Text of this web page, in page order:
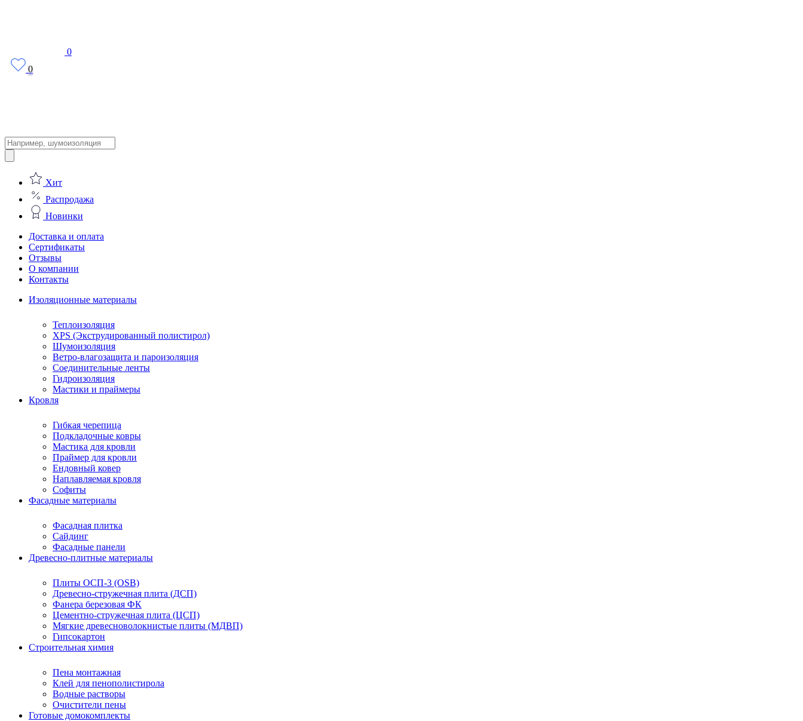
0
0
Поиск
товаров
Хит
Распродажа
Новинки
Доставка и оплата
Сертификаты
Отзывы
О компании
Контакты
Изоляционные материалы
Теплоизоляция
XPS (Экструдированный полистирол)
Шумоизоляция
Ветро-влагозащита и пароизоляция
Соединительные ленты
Гидроизоляция
Мастики и праймеры
Кровля
Гибкая черепица
Подкладочные ковры
Мастика для кровли
Праймер для кровли
Ендовный ковер
Наплавляемая кровля
Софиты
Фасадные материалы
Фасадная плитка
Сайдинг
Фасадные панели
Древесно-плитные материалы
Плиты ОСП-3 (OSB)
Древесно-стружечная плита (ДСП)
Фанера березовая ФК
Цементно-стружечная плита (ЦСП)
Мягкие древесноволокнистые плиты (МДВП)
Гипсокартон
Строительная химия
Пена монтажная
Клей для пенополистирола
Водные растворы
Очистители пены
Готовые домокомплекты